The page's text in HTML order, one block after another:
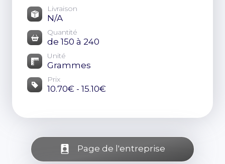
Livraison
N/A
Quantité
de 150 à 240
Unité
Grammes
Prix
10.70€ - 15.10€
Page de l'entreprise